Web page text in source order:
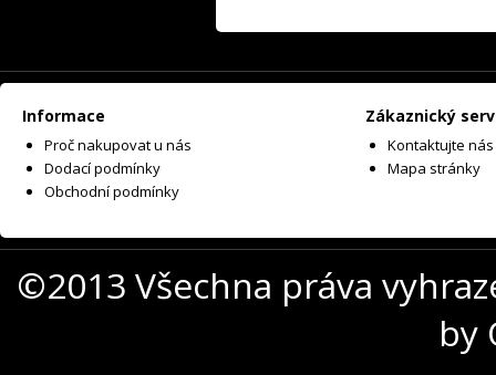
Informace
Proč nakupovat u nás
Dodací podmínky
Obchodní podmínky
Zákaznický
Kontaktujte nás
Mapa stránky
©2013 Všechna práva
by